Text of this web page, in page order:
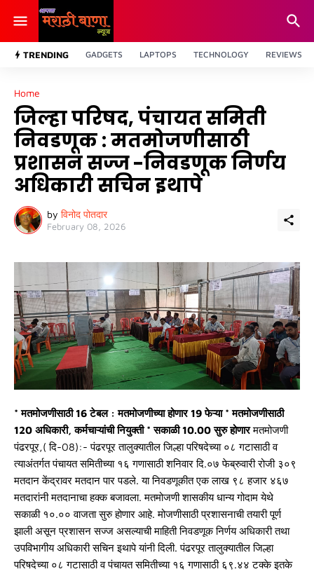
TRENDING GADGETS LAPTOPS TECHNOLOGY REVIEWS
Home
जिल्हा परिषद, पंचायत समिती
निवडणूक : मतमोजणीसाठी
प्रशासन सज्ज -निवडणूक निर्णय
अधिकारी सचिन इथापे
by विनोद पोतदार
February 08, 2026
* मतमोजणीसाठी 16 टेबल : मतमोजणीच्या होणार 19 फेऱ्या * मतमोजणीसाठी
120 अधिकारी, कर्मचाऱ्यांची ‍नियुक्ती * सकाळी 10.00 सुरु होणारमतमोजणी
पंढरपूर,( दि-08):- पंढरपूर तालुक्यातील जिल्हा परिषदेच्या ०८ गटासाठी व
त्याअंतर्गत पंचायत समितीच्या १६ गणासाठी शनिवार दि.०७ फेब्रुवारी रोजी ३०९
मतदान केंद्रावर मतदान पार पडले. या निवडणूकीत एक लाख ९८ हजार ४६७
मतदारांनी मतदानाचा हक्क बजावला. मतमोजणी शासकीय धान्य गोदाम येथे
सकाळी १०.०० वाजता सुरु होणार आहे. मोजणीसाठी प्रशासनाची तयारी पूर्ण
झाली असून प्रशासन सज्ज असल्याची माहिती निवडणूक निर्णय अधिकारी तथा
उपविभागीय अधिकारी सचिन इथापे यांनी दिली. पंढरपूर तालुक्यातील जिल्हा
परिषदेच्या ०८ गटासाठी व पंचायत समितीच्या १६ गणासाठी ६९.४४ टक्के इतके